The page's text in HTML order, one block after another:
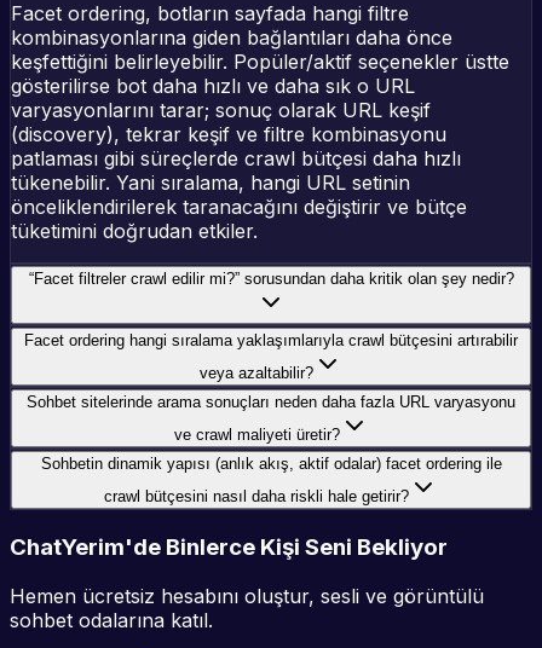
Facet ordering, botların sayfada hangi filtre
kombinasyonlarına giden bağlantıları daha önce
keşfettiğini belirleyebilir. Popüler/aktif seçenekler üstte
gösterilirse bot daha hızlı ve daha sık o URL
varyasyonlarını tarar; sonuç olarak URL keşif
(discovery), tekrar keşif ve filtre kombinasyonu
patlaması gibi süreçlerde crawl bütçesi daha hızlı
tükenebilir. Yani sıralama, hangi URL setinin
önceliklendirilerek taranacağını değiştirir ve bütçe
tüketimini doğrudan etkiler.
“Facet filtreler crawl edilir mi?” sorusundan daha kritik olan şey nedir?
Facet ordering hangi sıralama yaklaşımlarıyla crawl bütçesini artırabilir
veya azaltabilir?
Sohbet sitelerinde arama sonuçları neden daha fazla URL varyasyonu
ve crawl maliyeti üretir?
Sohbetin dinamik yapısı (anlık akış, aktif odalar) facet ordering ile
crawl bütçesini nasıl daha riskli hale getirir?
ChatYerim'de Binlerce Kişi Seni Bekliyor
Hemen ücretsiz hesabını oluştur, sesli ve görüntülü
sohbet odalarına katıl.